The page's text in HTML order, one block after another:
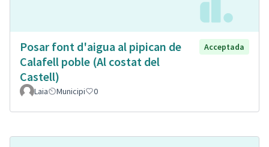
Posar font d'aigua al pipican de
Calafell poble (Al costat del
Castell)
Acceptada
Laia Municipi 0